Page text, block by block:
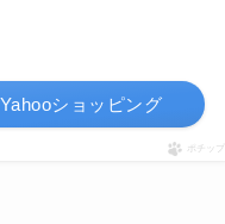
Yahooショッピング
ポチップ